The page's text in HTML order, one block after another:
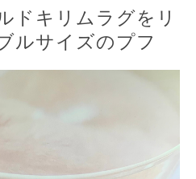
ドキリムラグをリ
ルサイズのプフ